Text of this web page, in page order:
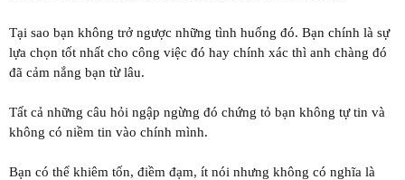
Tại sao bạn không trở ngược những tình huống đó. Bạn chính là sự
lựa chọn tốt nhất cho công việc đó hay chính xác thì anh chàng đó
đã cảm nắng bạn từ lâu.
Tất cả những câu hỏi ngập ngừng đó chứng tỏ bạn không tự tin và
không có niềm tin vào chính mình.
Bạn có thể khiêm tốn, điềm đạm, ít nói nhưng không có nghĩa là